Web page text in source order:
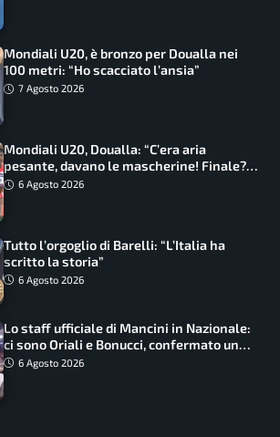
Mondiali U20, è bronzo per Doualla nei
100 metri: “Ho scacciato l’ansia”
7 Agosto 2026
Mondiali U20, Doualla: “C’era aria
pesante, davano le mascherine! Finale?
Non ho nulla da perdere”
6 Agosto 2026
Tutto l’orgoglio di Barelli: “L’Italia ha
scritto la storia”
6 Agosto 2026
Lo staff ufficiale di Mancini in Nazionale:
ci sono Oriali e Bonucci, confermato un
ritorno
6 Agosto 2026